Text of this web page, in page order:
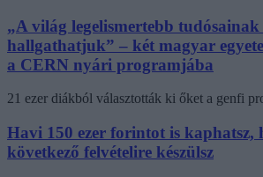
„A világ legelismertebb tudósainak
hallgathatjuk” – két magyar
a CERN nyári programjába
21 ezer diákból választották ki őket a genfi
Havi 150 ezer forintot is kaphatsz,
következő felvételire készülsz